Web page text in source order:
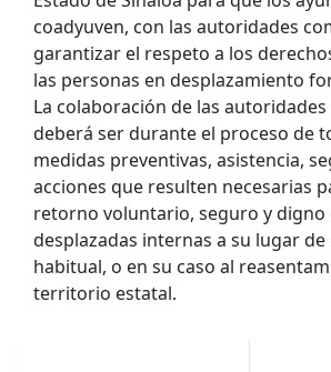
coadyuven, con las autoridades
garantizar el respeto a los
las personas en desplazamiento
La colaboración de las
deberá ser durante el proceso de
medidas preventivas, asistencia,
acciones que resulten necesarias
retorno voluntario, seguro y digno
desplazadas internas a su lugar de
habitual, o en su caso al
territorio estatal.